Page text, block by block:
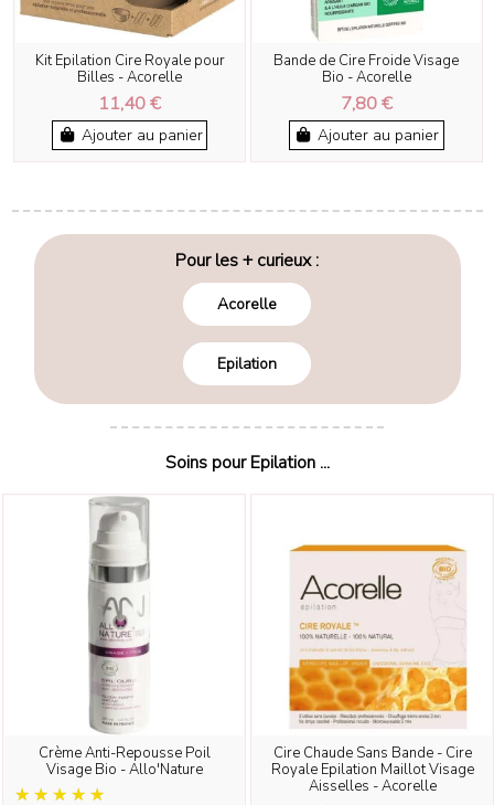
Kit Epilation Cire Royale pour
Billes - Acorelle
11,40 €
Ajouter au panier
Bande de Cire Froide Visage
Bio - Acorelle
7,80 €
Ajouter au panier
Pour les + curieux :
Acorelle
Epilation
Soins pour Epilation ...
Crème Anti-Repousse Poil
Visage Bio - Allo'Nature
Cire Chaude Sans Bande - Cire
Royale Epilation Maillot Visage
Aisselles - Acorelle